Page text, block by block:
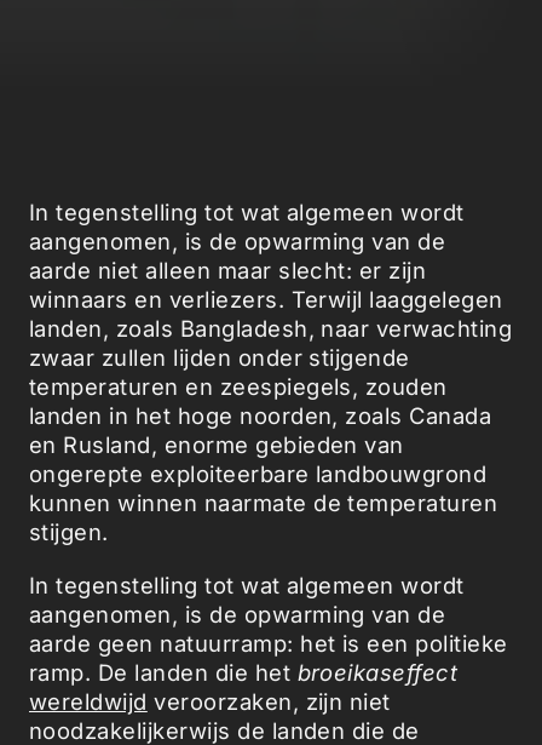
In tegenstelling tot wat algemeen wordt
aangenomen, is de opwarming van de
aarde niet alleen maar slecht: er zijn
winnaars en verliezers. Terwijl laaggelegen
landen, zoals Bangladesh, naar verwachting
zwaar zullen lijden onder stijgende
temperaturen en zeespiegels, zouden
landen in het hoge noorden, zoals Canada
en Rusland, enorme gebieden van
ongerepte exploiteerbare landbouwgrond
kunnen winnen naarmate de temperaturen
stijgen.
In tegenstelling tot wat algemeen wordt
aangenomen, is de opwarming van de
aarde geen natuurramp: het is een politieke
ramp. De landen die het broeikaseffect
wereldwijd veroorzaken, zijn niet
noodzakelijkerwijs de landen die de